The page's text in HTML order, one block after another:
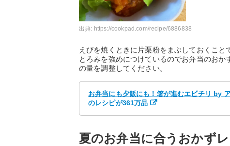
出典: https://cookpad.com/recipe/6886838
えびを焼くときに片栗粉をまぶしておくこと
とろみを強めにつけているのでお弁当のお
の量を調整してください。
お弁当にも夕飯にも！箸が進むエビチリ by
のレシピが361万品
夏のお弁当に合うおかずレ